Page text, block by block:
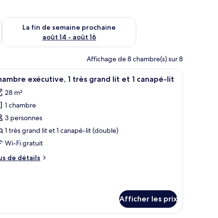
semaine août 7 - août 9
La fin de semaine prochaine
août 14 - août 16
Vérifier la disponibilité pour la fin de semaine prochaine août
Affichage de 8 chambre(s) sur 8
d’un grand téléviseur à écran plat, d’une commode en bois, de deux
:
Une chambre d’hôtel avec un grand lit, un
5 exécutive, 1 très grand lit et 1 canapé-lit
28 m²
1 chambre
3 personnes
1 très grand lit et 1 canapé-lit (double)
Wi-Fi gratuit
de détails
Afficher les prix